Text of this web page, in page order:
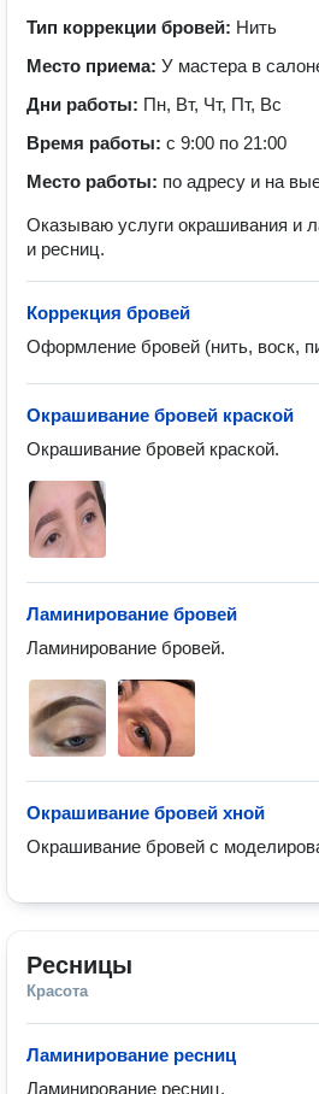
Тип коррекции бровей: Нить
Место приема: У мастера в
Дни работы: Пн, Вт, Чт, Пт, Вс
Время работы: с 9:00 по 21:00
Место работы: по адресу и на
Оказываю услуги окрашивания и
и ресниц.
Коррекция бровей
Оформление бровей (нить, воск,
Окрашивание бровей краской
Окрашивание бровей краской.
Ламинирование бровей
Ламинирование бровей.
Окрашивание бровей хной
Окрашивание бровей с
Ресницы
Красота
Ламинирование ресниц
Ламинирование ресниц.